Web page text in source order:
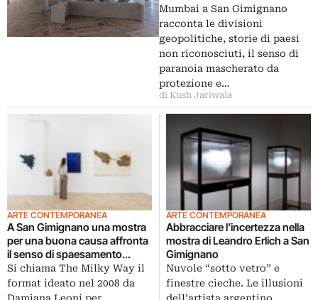
Mumbai a San Gimignano
racconta le divisioni
geopolitiche, storie di paesi
non riconosciuti, il senso di
paranoia mascherato da
protezione e…
di Kush Jariwala
ARTE CONTEMPORANEA
A San Gimignano una mostra
per una buona causa affronta
il senso di spaesamento
contemporaneo
Si chiama The Milky Way il
format ideato nel 2008 da
Damiana Leoni per
ARTE CONTEMPORANEA
Abbracciare l’incertezza nella
mostra di Leandro Erlich a San
Gimignano
Nuvole “sotto vetro” e
finestre cieche. Le illusioni
dell’artista argentino